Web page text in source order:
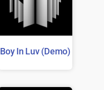
Boy In Luv (Demo)